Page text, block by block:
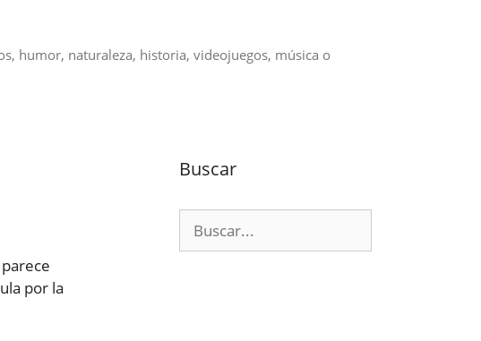
humor, naturaleza, historia, videojuegos, música o
por la
Buscar